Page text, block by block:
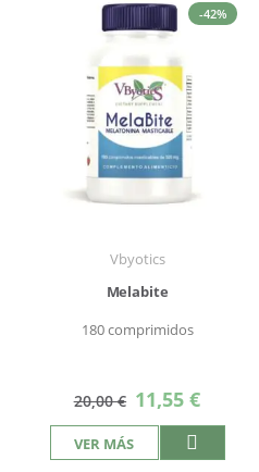
-42%
Vbyotics
Melabite
180 comprimidos
20,00 € Precio
especial
11,55 €
VER MÁS